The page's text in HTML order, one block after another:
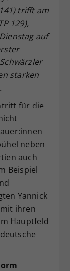
trifft am
129),
auf
starken
für die
neben
auch
Beispiel
Yannick
ihren
Hauptfeld
Consent-
eine
die
falls der
eingestellt